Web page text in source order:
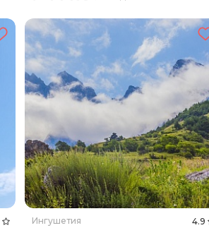
Ингушетия 4.9